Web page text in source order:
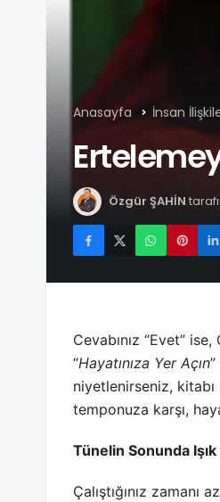
Anasayfa İnsan
Özgür ŞAHİN
Cevabınız “Evet”
“Hayatınıza Yer Açın
niyetlenirseniz,
temponuza karşı,
Tünelin Sonunda
Çalıştığınız